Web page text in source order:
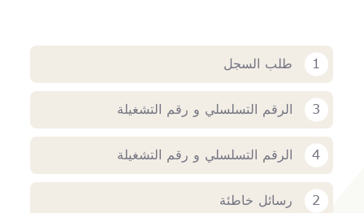
طلب السجل 1
الرقم التسلسلي و رقم التشغيلة 3
الرقم التسلسلي و رقم التشغيلة 4
رسائل خاطئة 2